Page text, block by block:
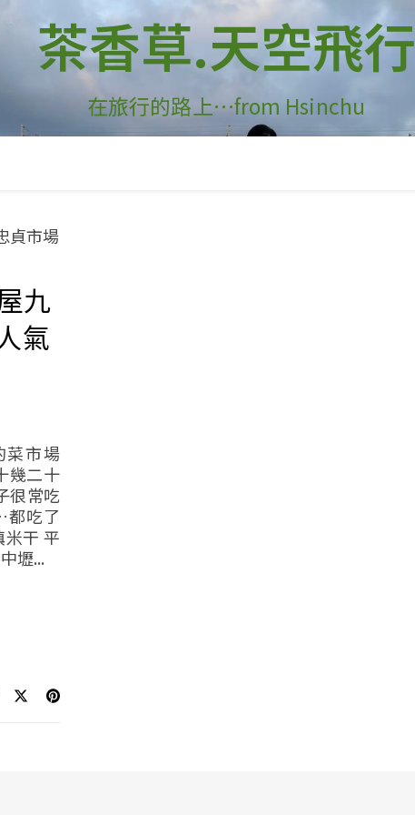
茶香草.天空飛行
在旅行的路上…from Hsinchu
九
氣
菜市場
幾二十
很常吃
吃了
干 平
壢...